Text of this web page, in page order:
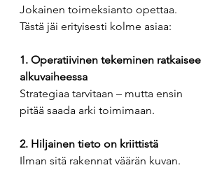
Jokainen toimeksianto opettaa.
Tästä jäi erityisesti kolme asiaa:
1. Operatiivinen tekeminen ratkaisee
alkuvaiheessa
Strategiaa tarvitaan – mutta ensin
pitää saada arki toimimaan.
2. Hiljainen tieto on kriittistä
Ilman sitä rakennat väärän kuvan.